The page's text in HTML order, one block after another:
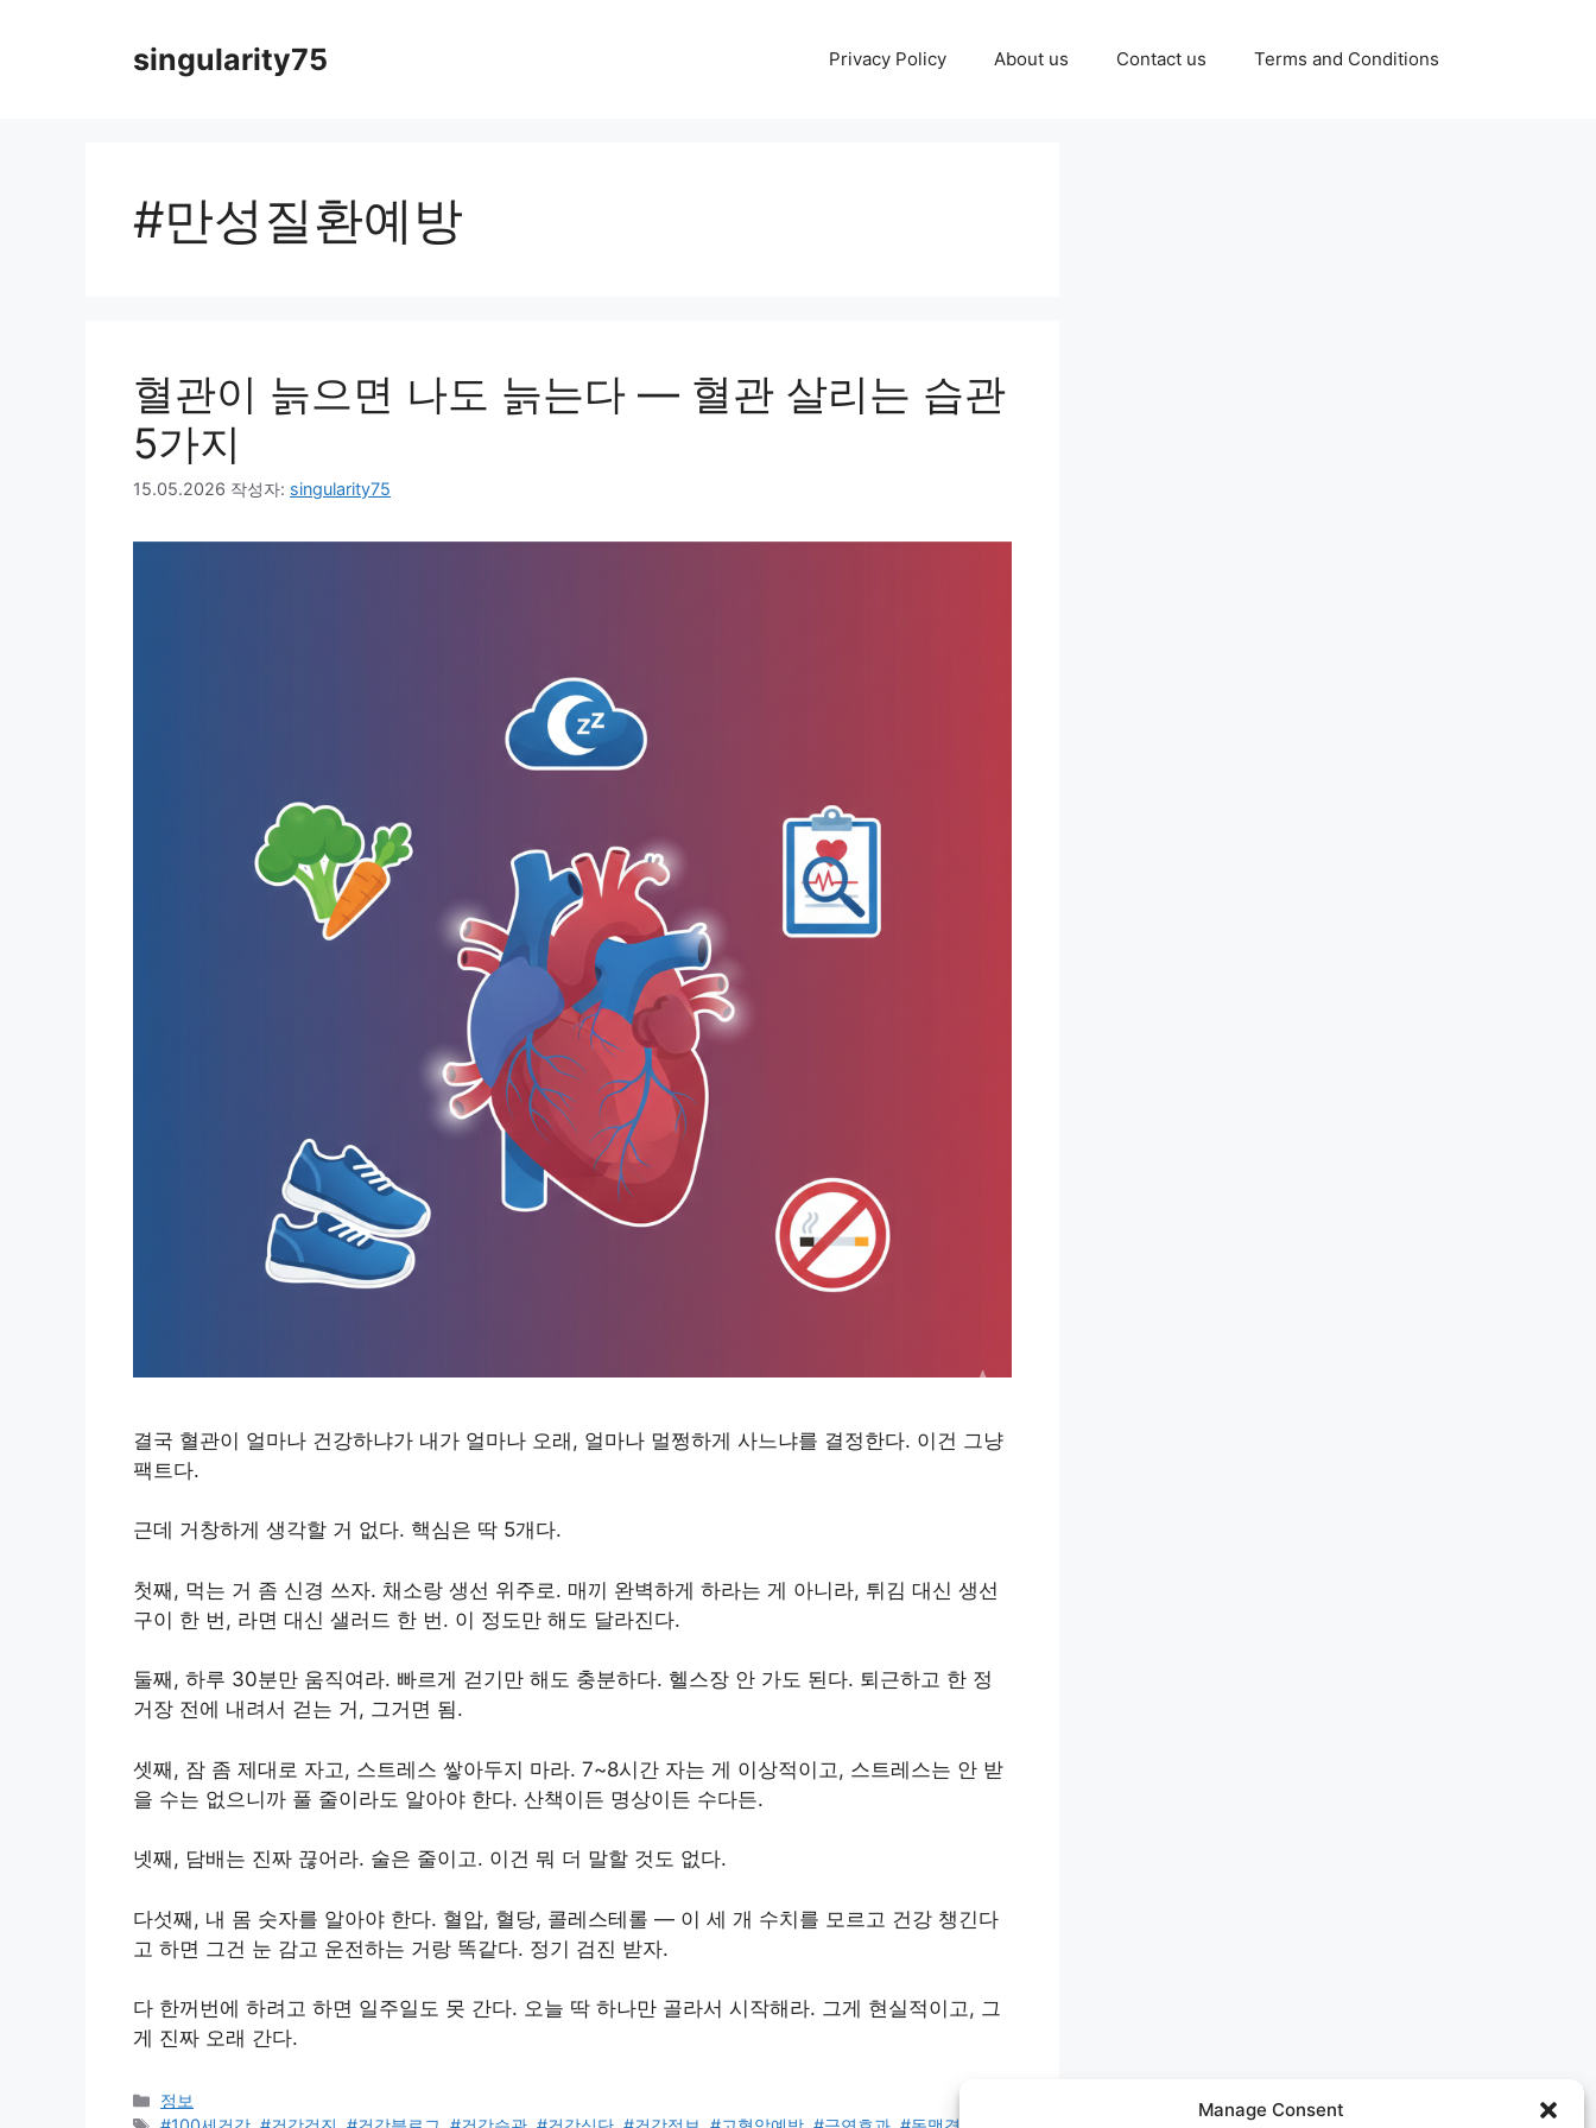
Manage Consent
singularity75 Privacy Policy About us Contact us Terms and Conditions
#만성질환예방
혈관이 늙으면 나도 늙는다 — 혈관 살리는 습관
5가지
15.05.2026 작성자: singularity75
결국 혈관이 얼마나 건강하냐가 내가 얼마나 오래, 얼마나 멀쩡하게 사느냐를 결정한다. 이건 그냥
팩트다.
근데 거창하게 생각할 거 없다. 핵심은 딱 5개다.
첫째, 먹는 거 좀 신경 쓰자. 채소랑 생선 위주로. 매끼 완벽하게 하라는 게 아니라, 튀김 대신 생선
구이 한 번, 라면 대신 샐러드 한 번. 이 정도만 해도 달라진다.
둘째, 하루 30분만 움직여라. 빠르게 걷기만 해도 충분하다. 헬스장 안 가도 된다. 퇴근하고 한 정
거장 전에 내려서 걷는 거, 그거면 됨.
셋째, 잠 좀 제대로 자고, 스트레스 쌓아두지 마라. 7~8시간 자는 게 이상적이고, 스트레스는 안 받
을 수는 없으니까 풀 줄이라도 알아야 한다. 산책이든 명상이든 수다든.
넷째, 담배는 진짜 끊어라. 술은 줄이고. 이건 뭐 더 말할 것도 없다.
다섯째, 내 몸 숫자를 알아야 한다. 혈압, 혈당, 콜레스테롤 — 이 세 개 수치를 모르고 건강 챙긴다
고 하면 그건 눈 감고 운전하는 거랑 똑같다. 정기 검진 받자.
다 한꺼번에 하려고 하면 일주일도 못 간다. 오늘 딱 하나만 골라서 시작해라. 그게 현실적이고, 그
게 진짜 오래 간다.
카
정보